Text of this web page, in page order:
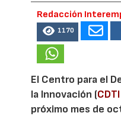
Redacción
1170
El Centro para el
la Innovación (
próximo mes de